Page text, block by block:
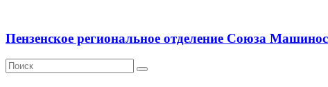
Пензенское региональное отделение Союза